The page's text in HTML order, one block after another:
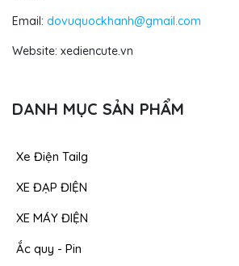
Email: dovuquockhanh@gmail.com
Website: xediencute.vn
DANH MỤC SẢN PHẨM
Xe Điện Tailg
XE ĐẠP ĐIỆN
XE MÁY ĐIỆN
Ắc quy - Pin